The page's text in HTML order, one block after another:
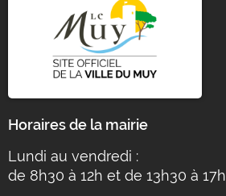
Horaires de la mairie
Lundi au vendredi :
de 8h30 à 12h et de 13h30 à 17h